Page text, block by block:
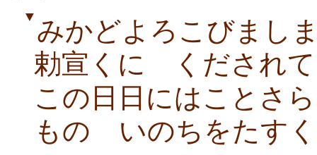
▼ みかどよろこびまし
勅宣くにゝくだされて
この日日にはことさ
ものゝいのちをたす